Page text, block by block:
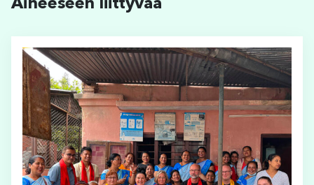
Aiheeseen liittyvää